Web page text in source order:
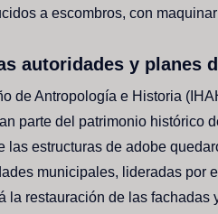
a escombros, con
autoridades y planes
de Antropología e Historia
parte del patrimonio histórico
las estructuras de adobe
municipales, lideradas por
la restauración de las